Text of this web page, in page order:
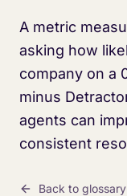
A metric
asking how
company on a
minus
agents can
consistent
Back to glossary